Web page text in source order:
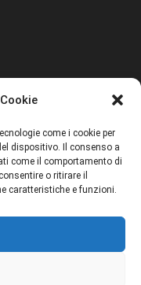
come i cookie per
dispositivo. Il consenso a
come il comportamento di
o ritirare il
caratteristiche e funzioni.